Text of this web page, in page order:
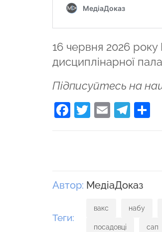
16 червня 2026
дисциплінарної
Підписуйтесь на
Facebook
Twitter
Email
Автор: МедіаДоказ
Теги:
вакс набу
посадовці сап